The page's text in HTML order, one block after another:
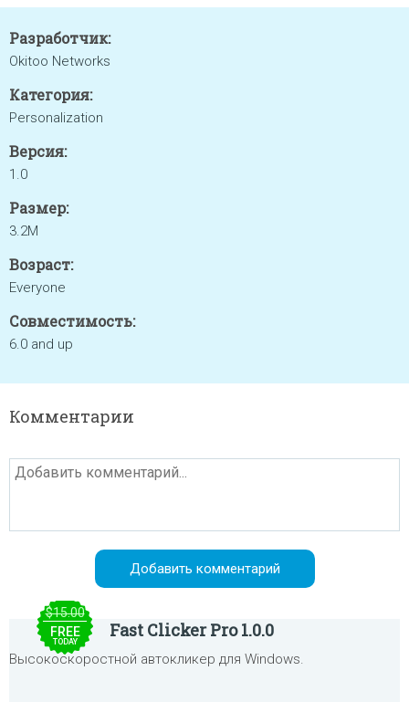
Разработчик:
Okitoo Networks
Категория:
Personalization
Версия:
1.0
Размер:
3.2M
Возраст:
Everyone
Совместимость:
6.0 and up
Комментарии
$15.00
FREE
TODAY
Fast Clicker Pro 1.0.0
Высокоскоростной автокликер для Windows.